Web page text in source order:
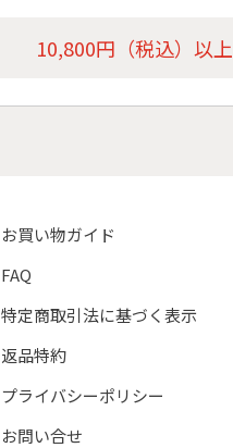
10,800円（税込）以上
お買い物ガイド
FAQ
特定商取引法に基づく表示
返品特約
プライバシーポリシー
お問い合せ